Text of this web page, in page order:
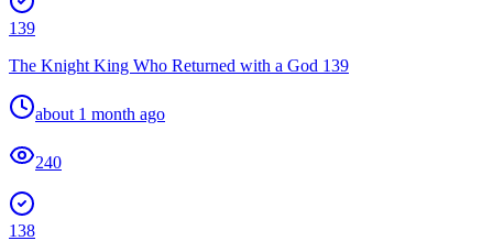
139
The Knight King Who Returned with a God 139
about 1 month ago
240
138